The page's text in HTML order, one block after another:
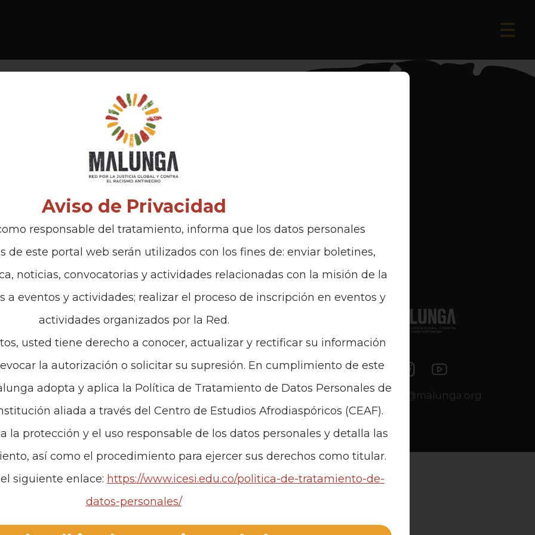
interés Políticas
Política de Tratamiento de Datos
contacto@malunga.org
Aviso de Privacidad
responsable del tratamiento, informa que los datos personales
de este portal web serán utilizados con los fines de: enviar boletines,
noticias, convocatorias y actividades relacionadas con la misión de la
a eventos y actividades; realizar el proceso de inscripción en eventos y
actividades organizados por la Red.
usted tiene derecho a conocer, actualizar y rectificar su información
la autorización o solicitar su supresión. En cumplimiento de este
adopta y aplica la Política de Tratamiento de Datos Personales de
aliada a través del Centro de Estudios Afrodiaspóricos (CEAF).
la protección y el uso responsable de los datos personales y detalla las
así como el procedimiento para ejercer sus derechos como titular.
siguiente enlace: https://www.icesi.edu.co/politica-de-tratamiento-de-
datos-personales/